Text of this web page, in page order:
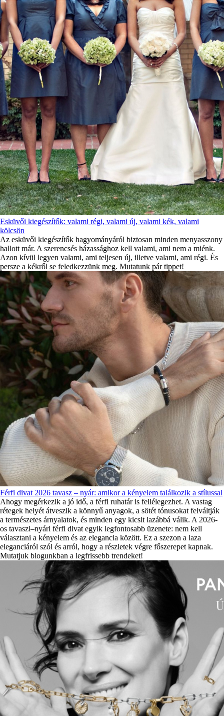
Esküvői kiegészítők: valami régi, valami új, valami kék, valami
kölcsön
Az esküvői kiegészítők hagyományáról biztosan minden menyasszony
hallott már. A szerencsés házassághoz kell valami, ami nem a miénk.
Azon kívül legyen valami, ami teljesen új, illetve valami, ami régi. És
persze a kékről se feledkezzünk meg. Mutatunk pár tippet!
Férfi divat 2026 tavasz – nyár: amikor a kényelem találkozik a stílussal
Ahogy megérkezik a jó idő, a férfi ruhatár is fellélegezhet. A vastag
rétegek helyét átveszik a könnyű anyagok, a sötét tónusokat felváltják
a természetes árnyalatok, és minden egy kicsit lazábbá válik. A 2026-
os tavaszi–nyári férfi divat egyik legfontosabb üzenete: nem kell
választani a kényelem és az elegancia között. Ez a szezon a laza
eleganciáról szól és arról, hogy a részletek végre főszerepet kapnak.
Mutatjuk blogunkban a legfrissebb trendeket!